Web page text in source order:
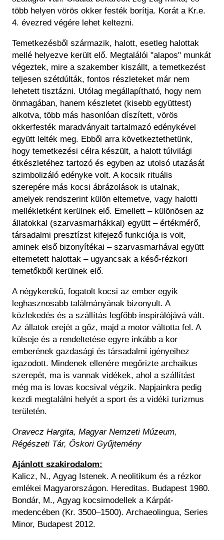
több helyen vörös okker festék borítja. Korát a Kr.e.
4. évezred végére lehet keltezni.
Temetkezésből származik, halott, esetleg halottak
mellé helyezve került elő. Megtalálói "alapos" munkát
végeztek, mire a szakember kiszállt, a temetkezést
teljesen szétdúlták, fontos részleteket már nem
lehetett tisztázni. Utólag megállapítható, hogy nem
önmagában, hanem készletet (kisebb együttest)
alkotva, több más hasonlóan díszített, vörös
okkerfesték maradványait tartalmazó edénykével
együtt lelték meg. Ebből arra következtethetünk,
hogy temetkezési célra készült, a halott túlvilági
étkészletéhez tartozó és egyben az utolsó utazását
szimbolizáló edényke volt. A kocsik rituális
szerepére más kocsi ábrázolások is utalnak,
amelyek rendszerint külön eltemetve, vagy halotti
mellékletként kerülnek elő. Emellett – különösen az
állatokkal (szarvasmarhákkal) együtt – értékmérő,
társadalmi presztízst kifejező funkciója is volt,
aminek első bizonyítékai – szarvasmarhával együtt
eltemetett halottak – ugyancsak a késő-rézkori
temetőkből kerülnek elő.
A négykerekű, fogatolt kocsi az ember egyik
leghasznosabb találmányának bizonyult. A
közlekedés és a szállítás legfőbb inspirálójává vált.
Az állatok erejét a gőz, majd a motor váltotta fel. A
külseje és a rendeltetése egyre inkább a kor
emberének gazdasági és társadalmi igényeihez
igazodott. Mindenek ellenére megőrizte archaikus
szerepét, ma is vannak vidékek, ahol a szállítást
még ma is lovas kocsival végzik. Napjainkra pedig
kezdi megtalálni helyét a sport és a vidéki turizmus
területén.
Oravecz Hargita, Magyar Nemzeti Múzeum,
Régészeti Tár, Őskori Gyűjtemény
Ajánlott szakirodalom:
Kalicz, N., Agyag Istenek. A neolitikum és a rézkor
emlékei Magyarországon. Hereditas. Budapest 1980.
Bondár, M., Agyag kocsimodellek a Kárpát-
medencében (Kr. 3500–1500). Archaeolingua, Series
Minor, Budapest 2012.